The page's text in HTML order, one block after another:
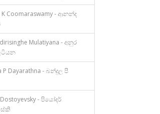
K Coomaraswamy - ආනන්ද
Mulatiyana - අනුර
P Dayarathna - බන්දුල පී
- පියෝදර්